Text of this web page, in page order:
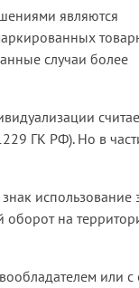
являются
случаи более
ГК РФ). Но в
использование
на
или с